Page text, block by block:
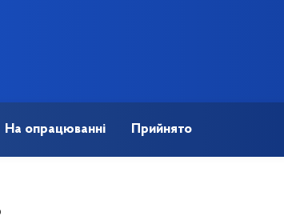
На опрацюванні Прийнято